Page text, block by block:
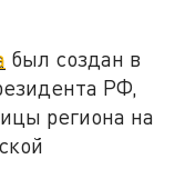
был создан в
РФ,
региона на